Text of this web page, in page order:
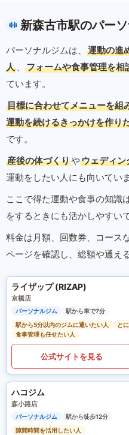
新森古市駅のパー
パーソナルジムは、
運動の進
人 、 フォームや食事管理を相
ています。
目標に合わせてメニューを組
運動を続けるきっかけを作り
です。
産後の体づくりやウェディン
運動をしたい人にも向いていま
ここで得た運動や食事の知識
をするときにも活かしやすいで
料金は月額、回数券、コース
ページを確認し、総額や通え
ライザップ (RIZAP)
京橋店
パーソナルジム
駅から車で7分
駅から5分以内のジムに通いたい人
と
食事管理も任せたい人
公式サイトを見る
ハコジム
森小路店
パーソナルジム
駅から徒歩12分
隙間時間を活用したい人